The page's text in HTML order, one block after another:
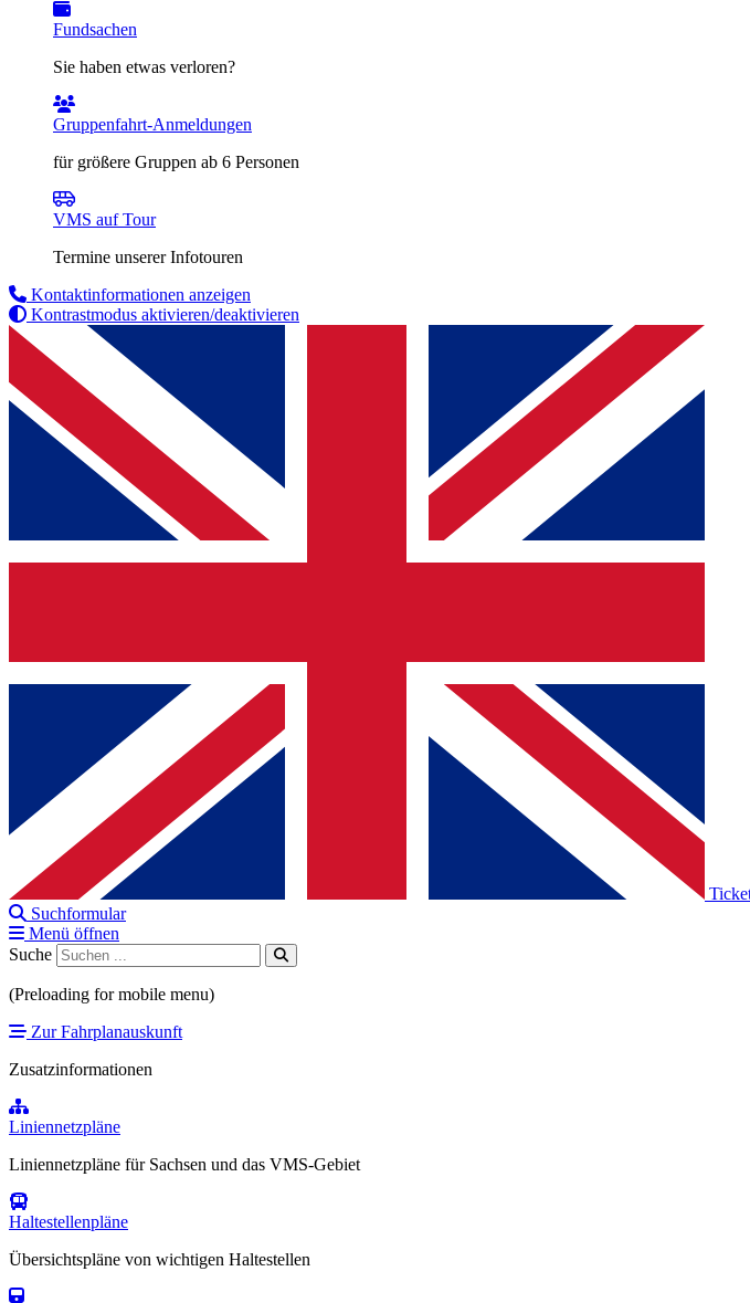
Fundsachen
Sie haben etwas verloren?
Gruppenfahrt-Anmeldungen
für größere Gruppen ab 6 Personen
VMS auf Tour
Termine unserer Infotouren
Kontaktinformationen anzeigen
Kontrastmodus aktivieren/deaktivieren
Suchformular
Menü öffnen
Suche
(Preloading for mobile menu)
Zur Fahrplanauskunft
Zusatzinformationen
Liniennetzpläne
Liniennetzpläne für Sachsen und das VMS-Gebiet
Haltestellenpläne
Übersichtspläne von wichtigen Haltestellen